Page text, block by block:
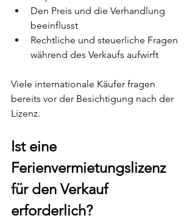
Den Preis und die Verhandlung
beeinflusst
Rechtliche und steuerliche Fragen
während des Verkaufs aufwirft
Viele internationale Käufer fragen
bereits vor der Besichtigung nach der
Lizenz.
Ist eine
Ferienvermietungslizenz
für den Verkauf
erforderlich?